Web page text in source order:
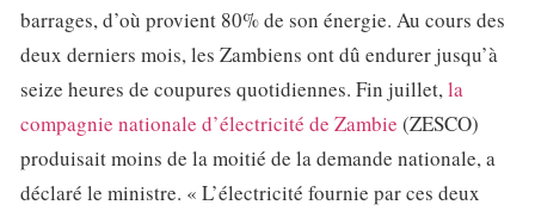
barrages, d’où provient 80% de son énergie. Au cours des
deux derniers mois, les Zambiens ont dû endurer jusqu’à
seize heures de coupures quotidiennes. Fin juillet,la
compagnie nationale d’électricité de Zambie (ZESCO)
produisait moins de la moitié de la demande nationale, a
déclaré le ministre. « L’électricité fournie par ces deux